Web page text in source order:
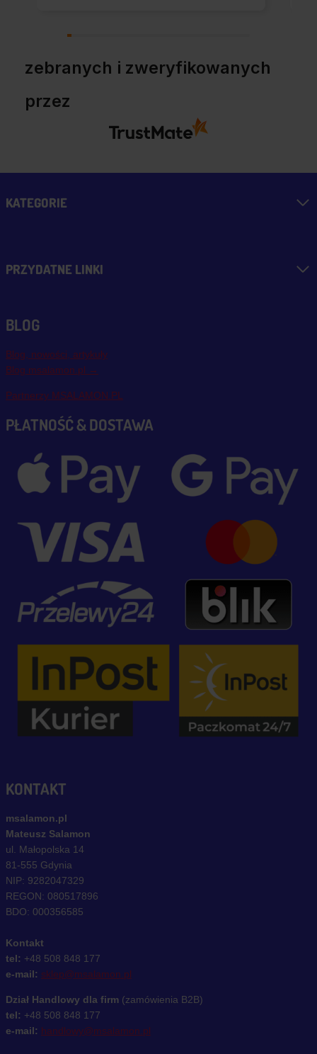
zebranych i zweryfikowanych
przez
KATEGORIE
PRZYDATNE LINKI
BLOG
Blog, nowości, artykuły
Blog msalamon.pl →
Partnerzy MSALAMON.PL
PŁATNOŚĆ & DOSTAWA
KONTAKT
msalamon.pl
Mateusz Salamon
ul. Małopolska 14
81-555 Gdynia
NIP: 9282047329
REGON: 080517896
BDO: 000356585
Kontakt
tel: +48 508 848 177
e-mail: sklep@msalamon.pl
Dział Handlowy dla firm (zamówienia B2B)
tel: +48 508 848 177
e-mail: handlowy@msalamon.pl